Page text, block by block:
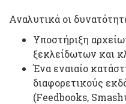
Αναλυτικά οι
Υποστήριξη
ξεκλείδωτων και
Ένα εναιαίο
διαφορετικούς
(Feedbooks,